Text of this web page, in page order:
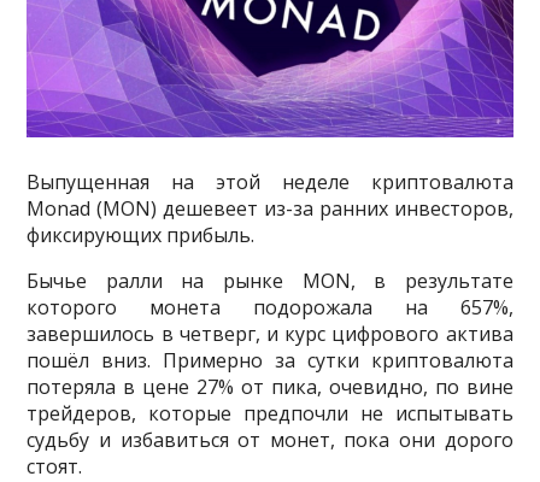
Выпущенная на этой неделе криптовалюта
Monad (MON) дешевеет из-за ранних инвесторов,
фиксирующих прибыль.
Бычье ралли на рынке MON, в результате
которого монета подорожала на 657%,
завершилось в четверг, и курс цифрового актива
пошёл вниз. Примерно за сутки криптовалюта
потеряла в цене 27% от пика, очевидно, по вине
трейдеров, которые предпочли не испытывать
судьбу и избавиться от монет, пока они дорого
стоят.